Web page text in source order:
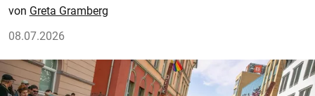
Greta Gramberg
08.07.2026